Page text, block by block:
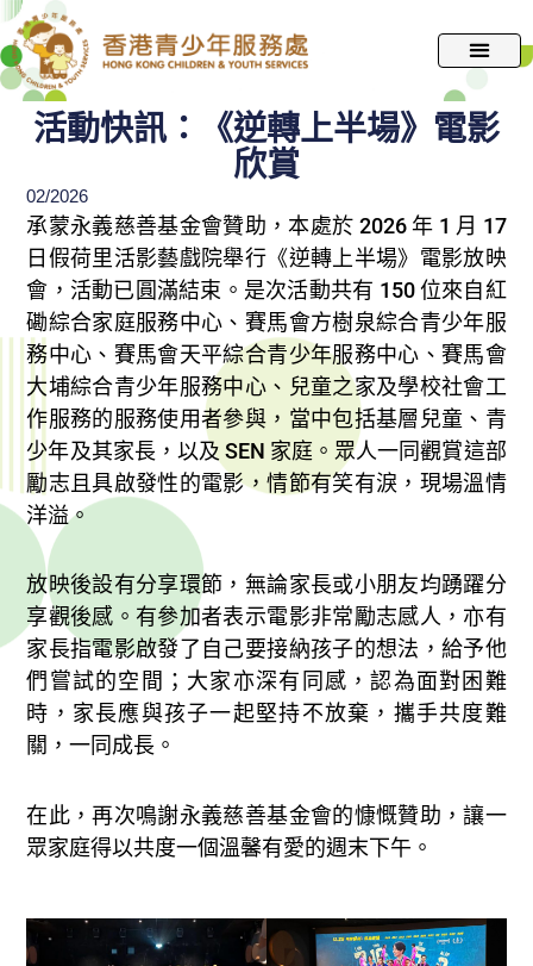
跳
至
主
活動快訊：《逆轉上半場》電影
欣賞
02/2026
承蒙永義慈善基金會贊助，本處於 2026 年 1 月 17
日假荷里活影藝戲院舉行《逆轉上半場》電影放映
會，活動已圓滿結束。是次活動共有 150 位來自紅
磡綜合家庭服務中心、賽馬會方樹泉綜合青少年服
務中心、賽馬會天平綜合青少年服務中心、賽馬會
大埔綜合青少年服務中心、兒童之家及學校社會工
作服務的服務使用者參與，當中包括基層兒童、青
少年及其家長，以及 SEN 家庭。眾人一同觀賞這部
勵志且具啟發性的電影，情節有笑有淚，現場溫情
洋溢。​
放映後設有分享環節，無論家長或小朋友均踴躍分
享觀後感。有參加者表示電影非常勵志感人，亦有
家長指電影啟發了自己要接納孩子的想法，給予他
們嘗試的空間；大家亦深有同感，認為面對困難
時，家長應與孩子一起堅持不放棄，攜手共度難
關，一同成長。​
在此，再次鳴謝永義慈善基金會的慷慨贊助，讓一
眾家庭得以共度一個溫馨有愛的週末下午。